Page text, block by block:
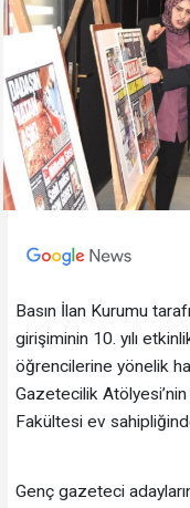
Basın İlan Kurumu
girişiminin 10. yılı
öğrencilerine yönelik
Gazetecilik
Fakültesi ev
Genç gazeteci